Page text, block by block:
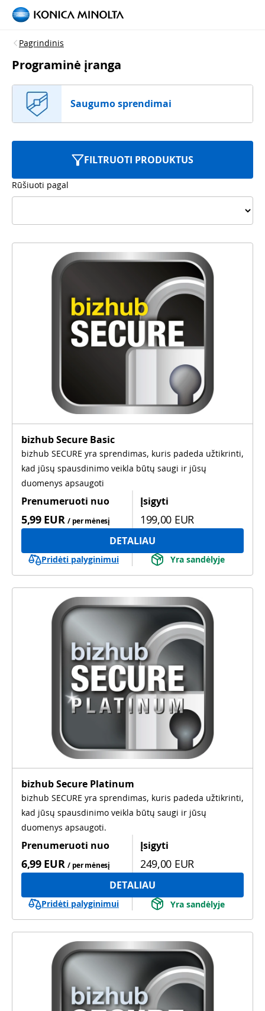
Pagrindinis
Programinė įranga
Saugumo sprendimai
FILTRUOTI PRODUKTUS
Rūšiuoti pagal
bizhub Secure Basic
bizhub SECURE yra sprendimas, kuris padeda užtikrinti,
kad jūsų spausdinimo veikla būtų saugi ir jūsų
duomenys apsaugoti
Prenumeruoti nuo
5,99 EUR / per mėnesį
Įsigyti
199,00 EUR
DETALIAU
Pridėti palyginimui Yra sandėlyje
bizhub Secure Platinum
bizhub SECURE yra sprendimas, kuris padeda užtikrinti,
kad jūsų spausdinimo veikla būtų saugi ir jūsų
duomenys apsaugoti.
Prenumeruoti nuo
6,99 EUR / per mėnesį
Įsigyti
249,00 EUR
DETALIAU
Pridėti palyginimui Yra sandėlyje